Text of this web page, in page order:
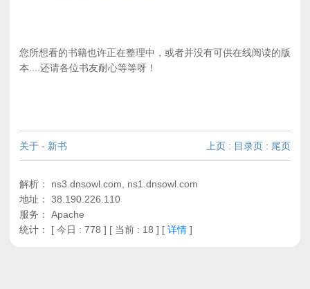
您所想看的书籍也许正在整理中，或者并没有可供在线阅读的版
本....还请各位书友耐心等等呀！
关于 - 新书 上页 : 目录页 : 尾页
解析： ns3.dnsowl.com, ns1.dnsowl.com
地址： 38.190.226.110
服务： Apache
统计： [ 今日 : 778 ] [ 当前 : 18 ] [ 详情 ]